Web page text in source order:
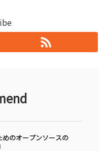
のオープンソースの